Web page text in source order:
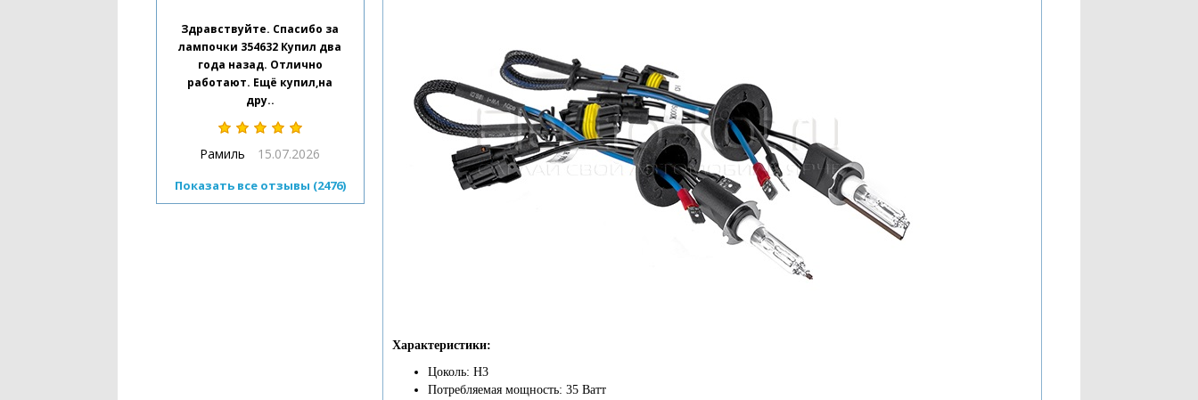
Здравствуйте. Спасибо за
лампочки 354632 Купил два
года назад. Отлично
работают. Ещё купил,на
дру..
Рамиль 15.07.2026
Показать все отзывы (2476)
Характеристики:
Цоколь: H3
Потребляемая мощность: 35 Ватт